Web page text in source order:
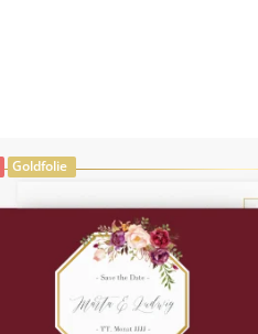
Goldfolie